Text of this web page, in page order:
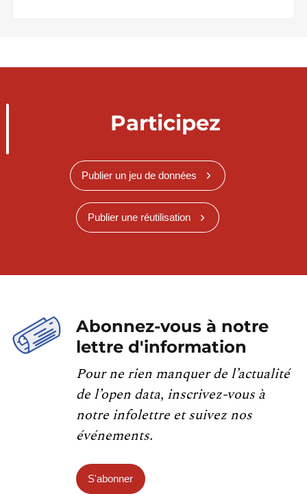
Participez
Publier un jeu de données
Publier une réutilisation
Abonnez-vous à notre
lettre d'information
Pour ne rien manquer de l’actualité
de l’open data, inscrivez-vous à
notre infolettre et suivez nos
événements.
S'abonner